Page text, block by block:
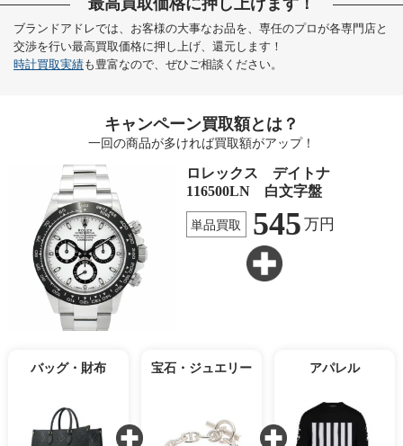
ブランドアドレでは、お客様の大事なお品を、専任のプロが各専門店と
交渉を行い最高買取価格に押し上げ、還元します！
時計買取実績も豊富なので、ぜひご相談ください。
キャンペーン買取額とは？
一回の商品が多ければ買取額がアップ！
ロレックス デイトナ
116500LN 白文字盤
単品買取 545 万円
バッグ・財布 宝石・ジュエリー アパレル